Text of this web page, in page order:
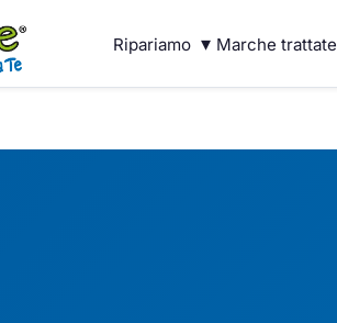
Ripariamo ▾ Marche trattate